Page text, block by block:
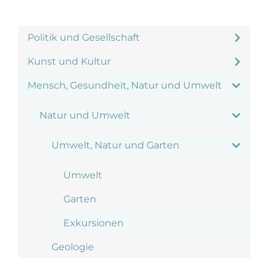
Politik und Gesellschaft
Kunst und Kultur
Mensch, Gesundheit, Natur und Umwelt
Natur und Umwelt
Umwelt, Natur und Garten
Umwelt
Garten
Exkursionen
Geologie